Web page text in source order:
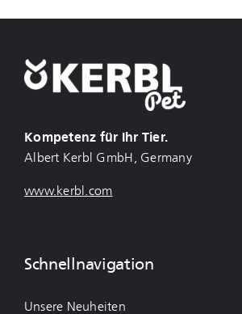
Kompetenz für Ihr Tier.
Albert Kerbl GmbH, Germany
www.kerbl.com
Schnellnavigation
Unsere Neuheiten